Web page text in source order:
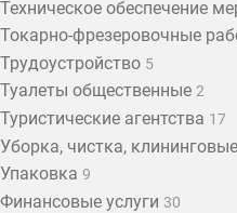
Техническое обеспечение
Токарно-фрезеровочные
Трудоустройство 5
Туалеты общественные 2
Туристические агентства 17
Уборка, чистка,
Упаковка 9
Финансовые услуги 30